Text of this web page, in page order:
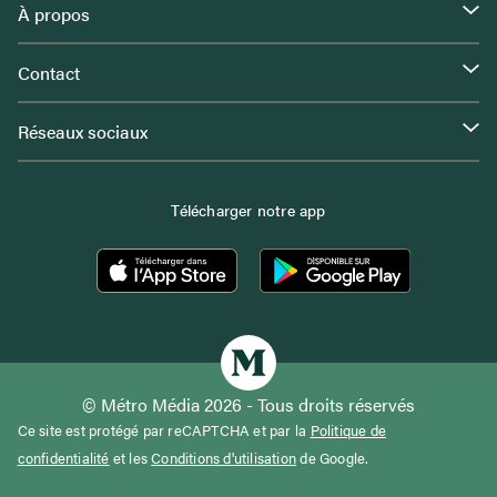
À propos
Contact
Réseaux sociaux
Télécharger notre app
© Métro Média 2026 - Tous droits réservés
Ce site est protégé par reCAPTCHA et par la Politique de
confidentialité et lesConditions d'utilisationde Google.